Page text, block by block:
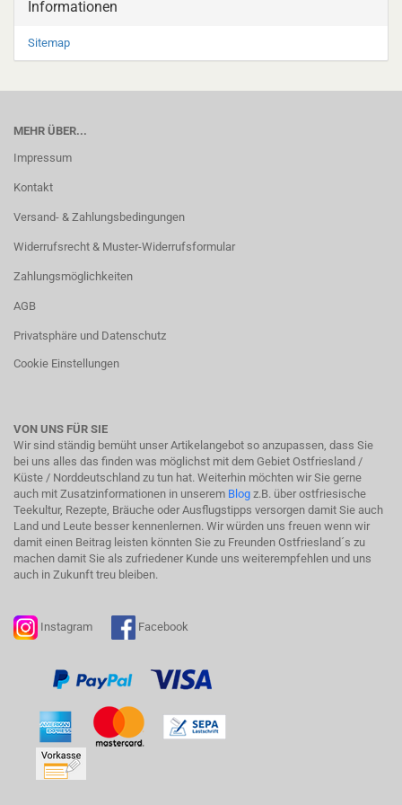
Informationen
Sitemap
MEHR ÜBER...
Impressum
Kontakt
Versand- & Zahlungsbedingungen
Widerrufsrecht & Muster-Widerrufsformular
Zahlungsmöglichkeiten
AGB
Privatsphäre und Datenschutz
Cookie Einstellungen
VON UNS FÜR SIE
Wir sind ständig bemüht unser Artikelangebot so anzupassen, dass Sie
bei uns alles das finden was möglichst mit dem Gebiet Ostfriesland /
Küste / Norddeutschland zu tun hat. Weiterhin möchten wir Sie gerne
auch mit Zusatzinformationen in unserem Blog z.B. über ostfriesische
Teekultur, Rezepte, Bräuche oder Ausflugstipps versorgen damit Sie auch
Land und Leute besser kennenlernen. Wir würden uns freuen wenn wir
damit einen Beitrag leisten könnten Sie zu Freunden Ostfriesland´s zu
machen damit Sie als zufriedener Kunde uns weiterempfehlen und uns
auch in Zukunft treu bleiben.
Instagram Facebook